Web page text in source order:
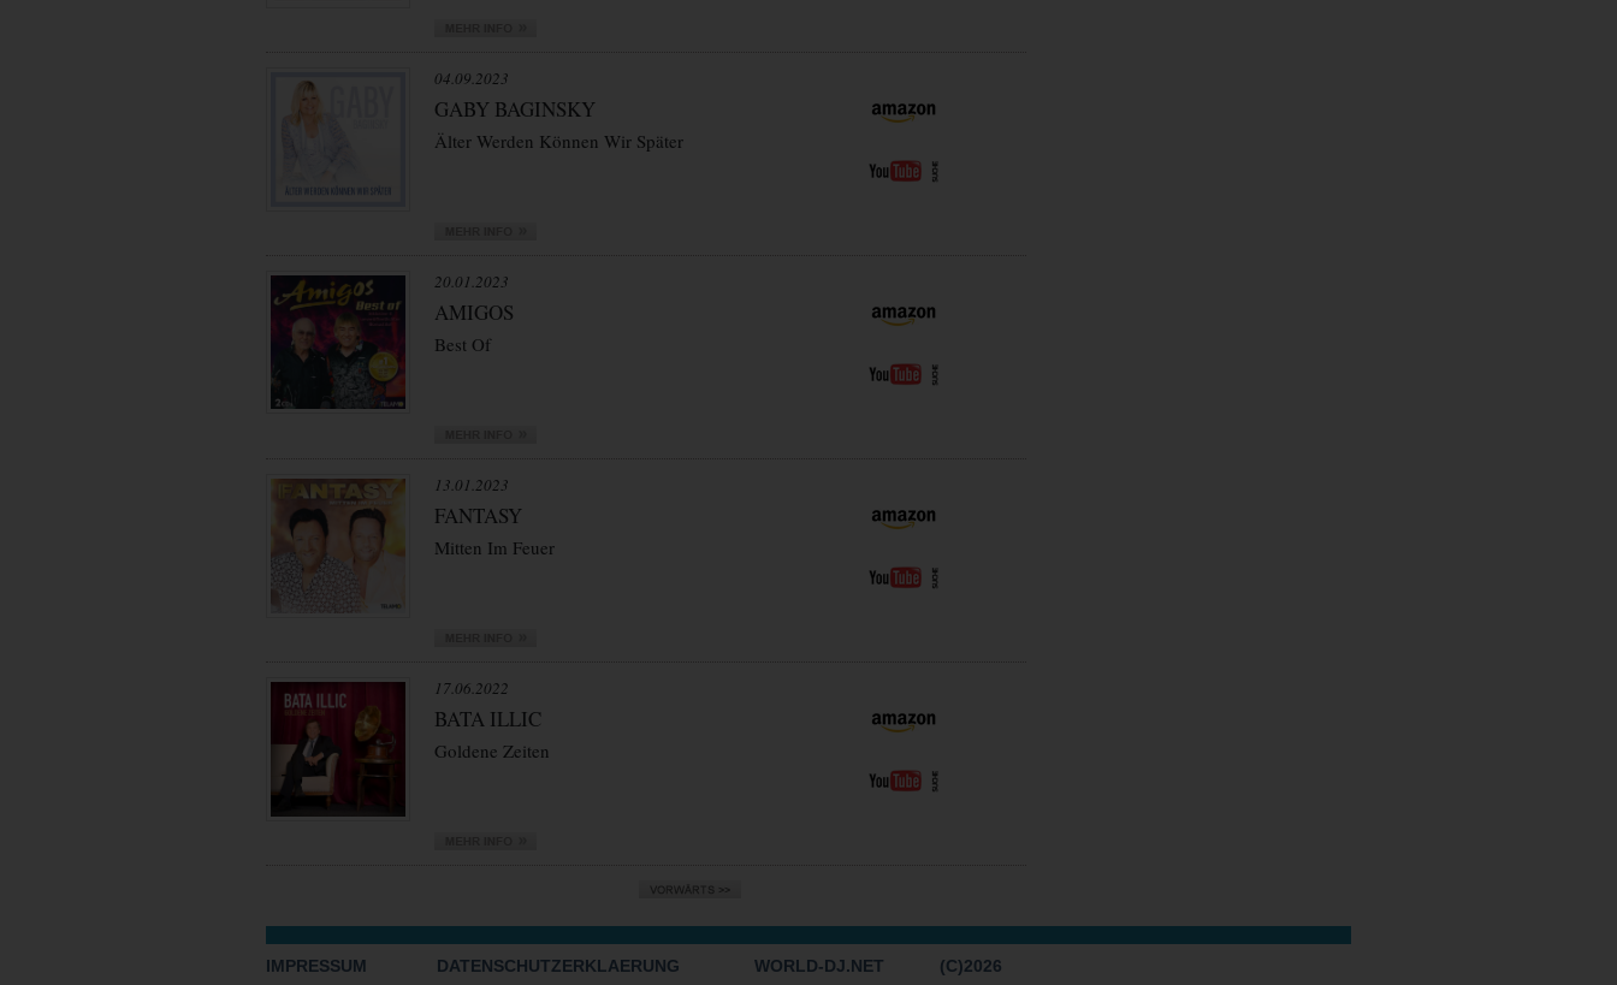
04.09.2023
GABY BAGINSKY
Älter Werden Können Wir Später
20.01.2023
AMIGOS
Best Of
13.01.2023
FANTASY
Mitten Im Feuer
17.06.2022
BATA ILLIC
Goldene Zeiten
IMPRESSUM DATENSCHUTZERKLAERUNG WORLD-DJ.NET (C)2026